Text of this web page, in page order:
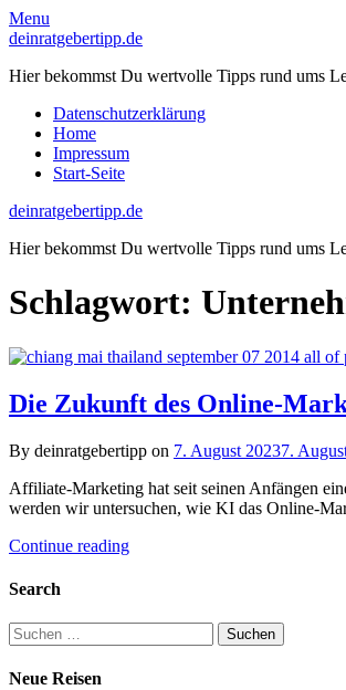
Skip
to
Menu
deinratgebertipp.de
Hier bekommst Du wertvolle Tipps rund ums
Datenschutzerklärung
Home
Impressum
Start-Seite
deinratgebertipp.de
Hier bekommst Du wertvolle Tipps rund ums
Schlagwort:
Die Zukunft des Online-
By deinratgebertipp on 7. August 20237.
Affiliate-Marketing hat seit seinen Anfängen
werden wir untersuchen, wie KI das Online-
Continue reading
Search
Suchen
nach:
Neue Reisen